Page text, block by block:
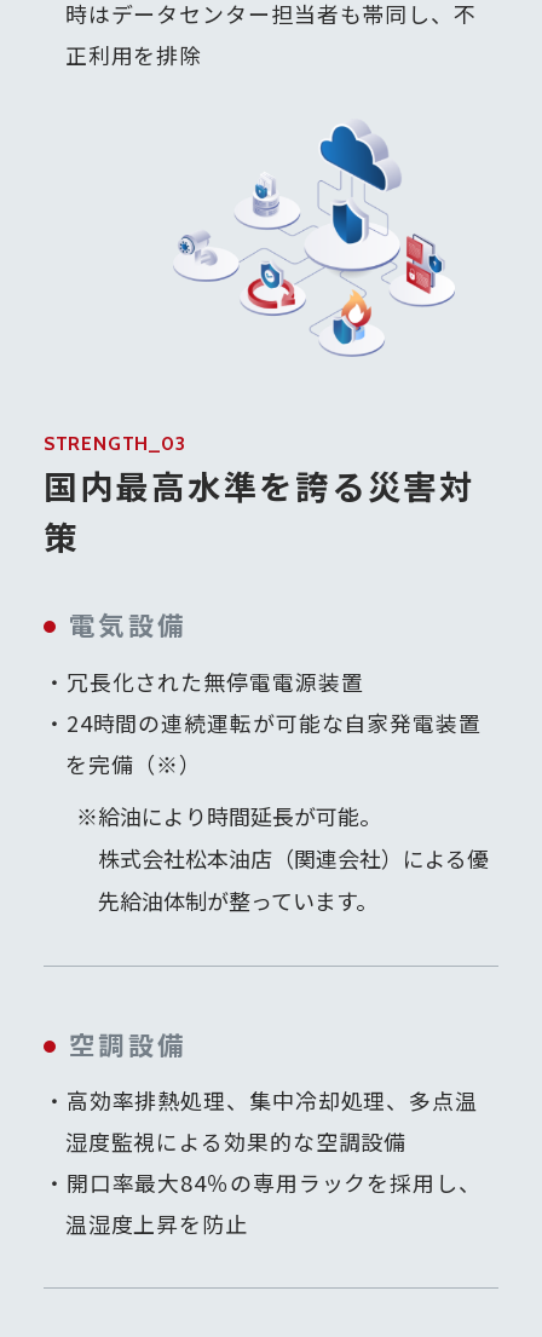
時はデータセンター担当者も帯同し、不
正利用を排除
STRENGTH_03
国内最高水準を誇る災害対
策
電気設備
冗長化された無停電電源装置
24時間の連続運転が可能な自家発電装置
を完備（※）
※給油により時間延長が可能。
株式会社松本油店（関連会社）による優
先給油体制が整っています。
空調設備
高効率排熱処理、集中冷却処理、多点温
湿度監視による効果的な空調設備
開口率最大84％の専用ラックを採用し、
温湿度上昇を防止